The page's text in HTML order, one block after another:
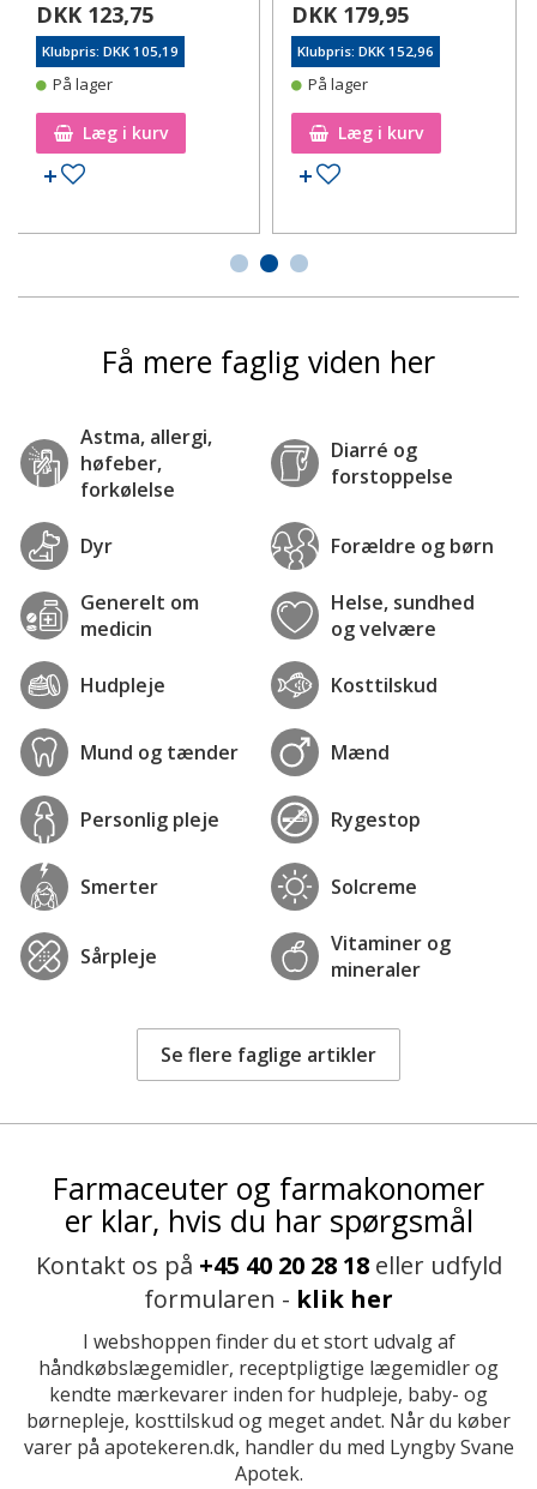
DKK 123,75
Klubpris: DKK 105,19
På lager
Læg i kurv
Tilføj til ønskeseddel
DKK 179,95
Klubpris: DKK 152,96
På lager
Læg i kurv
Tilføj til ønskeseddel
Få mere faglig viden her
Astma, allergi,
høfeber,
forkølelse
Diarré og
forstoppelse
Dyr Forældre og børn
Generelt om
medicin
Helse, sundhed
og velvære
Hudpleje Kosttilskud
Mund og tænder Mænd
Personlig pleje Rygestop
Smerter Solcreme
Sårpleje
Vitaminer og
mineraler
Se flere faglige artikler
Farmaceuter og farmakonomer
er klar, hvis du har spørgsmål
Kontakt os på +45 40 20 28 18eller udfyld
formularen - klik her
I webshoppen finder du et stort udvalg af
håndkøbslægemidler, receptpligtige lægemidler og
kendte mærkevarer inden for hudpleje, baby- og
børnepleje, kosttilskud og meget andet. Når du køber
varer på apotekeren.dk, handler du med Lyngby Svane
Apotek.